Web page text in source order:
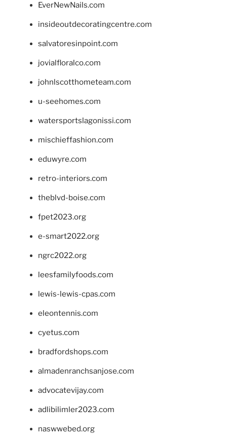
EverNewNails.com
insideoutdecoratingcentre.com
salvatoresinpoint.com
jovialfloralco.com
johnlscotthometeam.com
u-seehomes.com
watersportslagonissi.com
mischieffashion.com
eduwyre.com
retro-interiors.com
theblvd-boise.com
fpet2023.org
e-smart2022.org
ngrc2022.org
leesfamilyfoods.com
lewis-lewis-cpas.com
eleontennis.com
cyetus.com
bradfordshops.com
almadenranchsanjose.com
advocatevijay.com
adlibilimler2023.com
naswwebed.org